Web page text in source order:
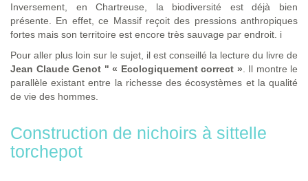
Inversement, en Chartreuse, la biodiversité est déjà bien
présente. En effet, ce Massif reçoit des pressions anthropiques
fortes mais son territoire est encore très sauvage par endroit. i
Pour aller plus loin sur le sujet, il est conseillé la lecture du livre de
Jean Claude Genot " « Ecologiquement correct » . Il montre le
parallèle existant entre la richesse des écosystèmes et la qualité
de vie des hommes.
Construction de nichoirs à sittelle
torchepot